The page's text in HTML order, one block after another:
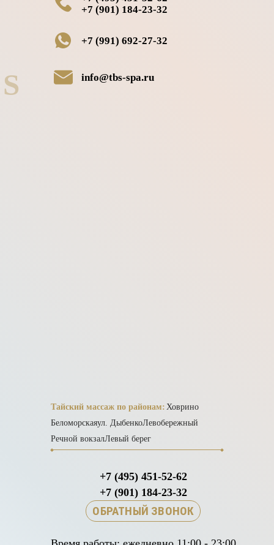
S
+7 (901) 184-23-32
+7 (991) 692-27-32
info@tbs-spa.ru
Тайский массаж по районам: Ховрино
Беломорскаяул. ДыбенкоЛевобережный
Речной вокзалЛевый берег
+7 (495) 451-52-62
+7 (901) 184-23-32
ОБРАТНЫЙ ЗВОНОК